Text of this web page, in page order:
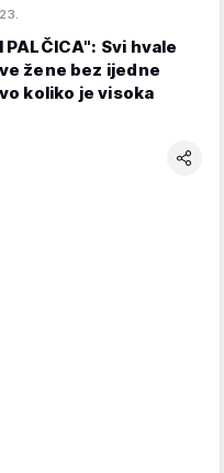
PALČICA": Svi hvale
žene bez ijedne
koliko je visoka